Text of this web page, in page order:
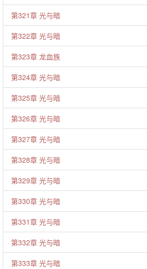
第321章 光与暗
第322章 光与暗
第323章 龙血族
第324章 光与暗
第325章 光与暗
第326章 光与暗
第327章 光与暗
第328章 光与暗
第329章 光与暗
第330章 光与暗
第331章 光与暗
第332章 光与暗
第333章 光与暗